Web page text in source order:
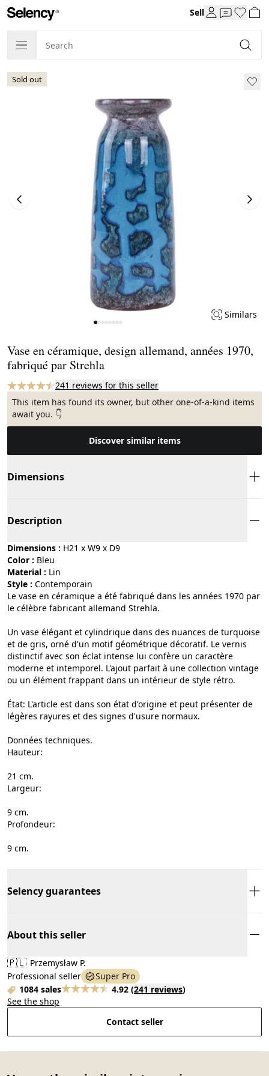
Sell
Sold out
Similars
Vase en céramique, design allemand, années 1970,
fabriqué par Strehla
241 reviews for this seller
This item has found its owner, but other one-of-a-kind items
await you. 👇
Discover similar items
Dimensions
Description
Dimensions : H21 x W9 x D9
Color :
bleu
Material :
lin
Style :
contemporain
Le vase en céramique a été fabriqué dans les années 1970 par
le célèbre fabricant allemand Strehla.
Un vase élégant et cylindrique dans des nuances de turquoise
et de gris, orné d'un motif géométrique décoratif. Le vernis
distinctif avec son éclat intense lui confère un caractère
moderne et intemporel. L'ajout parfait à une collection vintage
ou un élément frappant dans un intérieur de style rétro.
État: L'article est dans son état d'origine et peut présenter de
légères rayures et des signes d'usure normaux.
Données techniques.
Hauteur:
21 cm.
Largeur:
9 cm.
Profondeur:
9 cm.
Selency guarantees
About this seller
🇵🇱 Przemysław P.
Professional seller
Super Pro
1084 sales
4.92 (241 reviews)
See the shop
Contact seller